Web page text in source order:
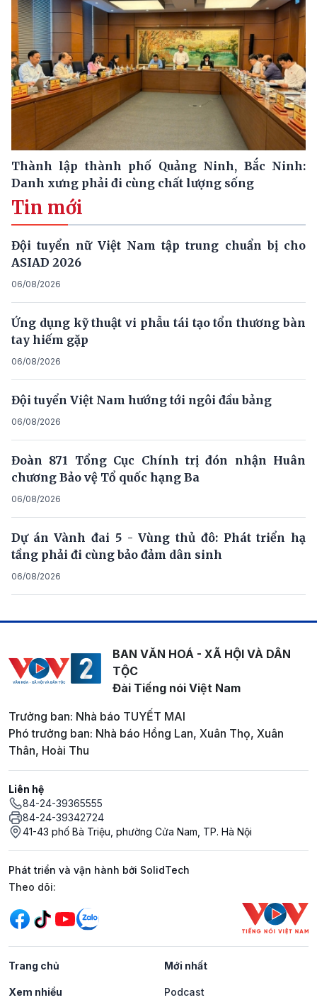
Thành lập thành phố Quảng Ninh, Bắc Ninh:
Danh xưng phải đi cùng chất lượng sống
Tin mới
Đội tuyển nữ Việt Nam tập trung chuẩn bị cho
ASIAD 2026
06/08/2026
Ứng dụng kỹ thuật vi phẫu tái tạo tổn thương bàn
tay hiếm gặp
06/08/2026
Đội tuyển Việt Nam hướng tới ngôi đầu bảng
06/08/2026
Đoàn 871 Tổng Cục Chính trị đón nhận Huân
chương Bảo vệ Tổ quốc hạng Ba
06/08/2026
Dự án Vành đai 5 - Vùng thủ đô: Phát triển hạ
tầng phải đi cùng bảo đảm dân sinh
06/08/2026
BAN VĂN HOÁ - XÃ HỘI VÀ DÂN
TỘC
Đài Tiếng nói Việt Nam
Trưởng ban: Nhà báo TUYẾT MAI
Phó trưởng ban: Nhà báo Hồng Lan, Xuân Thọ, Xuân
Thân, Hoài Thu
Liên hệ
84-24-39365555
84-24-39342724
41-43 phố Bà Triệu, phường Cửa Nam, TP. Hà Nội
Phát triển và vận hành bởi SolidTech
Mạng xã hội
Theo dõi:
Trang chủ Mới nhất
Xem nhiều Podcast